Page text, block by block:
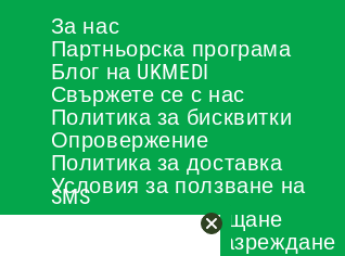
За нас
Партньорска програма
Блог на UKMEDI
Свържете се с нас
Политика за бисквитки
Опровержение
Политика за доставка
Условия за ползване на
SMS
Политика на плащане
Калкулатор за разреждане